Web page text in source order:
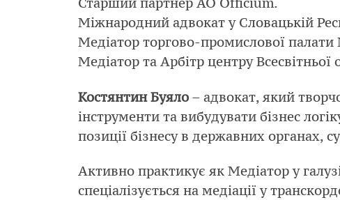
Міжнародний адвокат у Словацькій
Медіатор торгово-промислової палати
Медіатор та Арбітр центру Всесвітньої
Костянтин Буяло – адвокат, який
інструменти та вибудувати бізнес
позиції бізнесу в державних органах,
Активно практикує як Медіатор у
спеціалізується на медіації у